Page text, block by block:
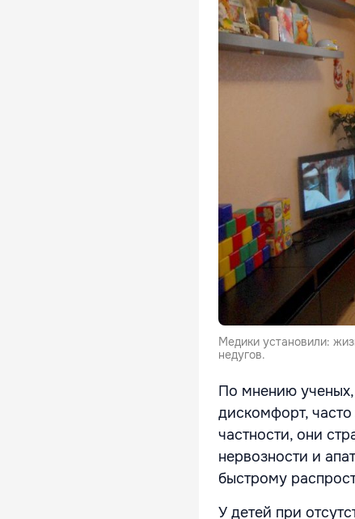
Медики установили:
недугов.
По мнению
дискомфорт,
частности, они
нервозности и
быстрому
У детей при